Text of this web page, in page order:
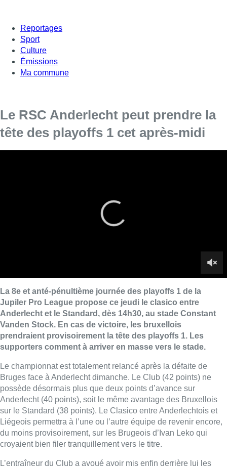
Reportages
Sport
Culture
Émissions
Ma commune
Le RSC Anderlecht peut prendre la
tête des playoffs 1 cet après-midi
prendraient provisoirement la tête des playoffs 1. Les
supporters comment à arriver en masse vers le stade.
Anderlecht (40 points), soit le même avantage des Bruxellois
sur le Standard (38 points). Le Clasico entre Anderlechtois et
Liégeois permettra à l’une ou l’autre équipe de revenir encore,
du moins provisoirement, sur les Brugeois d’Ivan Leko qui
croyaient bien filer tranquillement vers le titre.
L’entraîneur du Club a avoué avoir mis enfin derrière lui les
polémiques autour du VAR, l’arbitrage vidéo, ayant ponctué
toute la rencontre au stade Jan Breydel face à Anderlecht (1-2)
dimanche dernier. Charleroi, de son côté, sort d’une victoire à
La Gantoise (0-1) et les hommes de Felice Mazzu ne feront
aucun cadeau aux Brugeois. Le Club Brugeois connaîtra le
résultat du Clasico avant d’entamer leur rencontre. Anderlecht
et le Standard sont dans une spirale positive et voudront
poursuivre sur leur lancée. Les Liégeois de Sa Pinto ont étrillé
Genk dimanche 5 à 0 et restent dans l’absolu la meilleure
équipe des playoffs 1. Après son Clasico à Anderlecht, le
Standard recevra d’ailleurs le Club Bruges dimanche à 18h00
alors qu’Anderlecht se rendra à La Gantoise. La dernière